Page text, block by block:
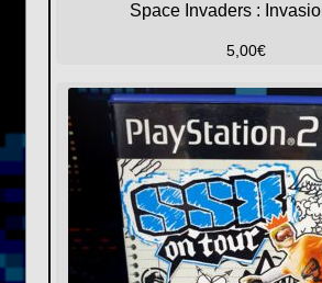
Space Invaders :
5,00€